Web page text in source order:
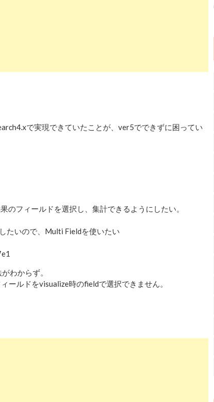
で実現できていたことが、ver5でできずに困ってい
フィールドを選択し、集計できるようにしたい。
たいので、Multi Fieldを使いたい
わからず。
ールドをvisualize時のfieldで選択できません。